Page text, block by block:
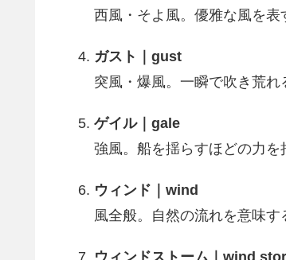
西風・そよ風。優雅な風を表
ガスト｜gust
突風・爆風。一瞬で吹き荒れ
ゲイル｜gale
強風。船を揺らすほどの力を
ウィンド｜wind
風全般。自然の流れを意味す